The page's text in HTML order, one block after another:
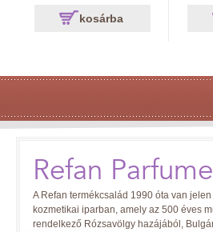
kosárba
Refan
A Refan termékcsalád 1990 óta van jelen
kozmetikai iparban, amely az 500 éves
rendelkező Rózsavölgy hazájából,